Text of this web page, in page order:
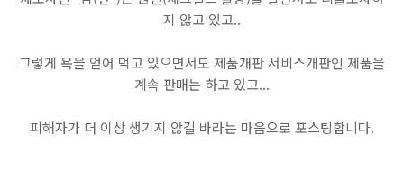
지 않고 있고..
그렇게 욕을 얻어 먹고 있으면서도 제품개판 서비스개판인 제품을
계속 판매는 하고 있고...
피해자가 더 이상 생기지 않길 바라는 마음으로 포스팅합니다.